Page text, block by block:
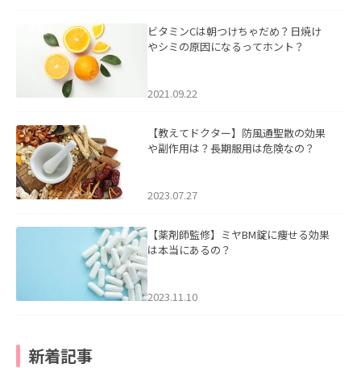
ビタミンCは朝つけちゃだめ？日焼け
やシミの原因になるってホント？
2021.09.22
【教えてドクター】防風通聖散の効果
や副作用は？長期服用は危険なの？
2023.07.27
【薬剤師監修】ミヤBM錠に痩せる効果
は本当にあるの？
2023.11.10
新着記事